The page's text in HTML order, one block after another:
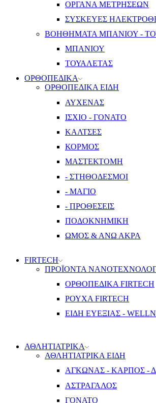
ΟΡΓΑΝΑ ΜΕΤΡΗΣΕΩΝ
ΣΥΣΚΕΥΕΣ
ΒΟΗΘΗΜΑΤΑ ΜΠΑΝΙΟΥ -
ΜΠΑΝΙΟΥ
ΤΟΥΑΛΕΤΑΣ
ΟΡΘΟΠΕΔΙΚΑ
ΟΡΘΟΠΕΔΙΚΑ ΕΙΔΗ
ΑΥΧΕΝΑΣ
ΙΣΧΙΟ - ΓΟΝΑΤΟ
ΚΑΛΤΣΕΣ
ΚΟΡΜΟΣ
ΜΑΣΤΕΚΤΟΜΗ
- ΣΤΗΘΟΔΕΣΜΟΙ
- ΜΑΓΙΟ
- ΠΡΟΘΕΣΕΙΣ
ΠΟΔΟΚΝΗΜΙΚΗ
ΩΜΟΣ & ΑΝΩ ΑΚΡΑ
FIRTECH
ΠΡΟΪΟΝΤΑ
ΟΡΘΟΠΕΔΙΚΑ FIRTECH
ΡΟΥΧΑ FIRTECH
ΕΙΔΗ ΕΥΕΞΙΑΣ -
ΑΘΛΗΤΙΑΤΡΙΚΑ
ΑΘΛΗΤΙΑΤΡΙΚΑ ΕΙΔΗ
ΑΓΚΩΝΑΣ - ΚΑΡΠΟΣ -
ΑΣΤΡΑΓΑΛΟΣ
ΓΟΝΑΤΟ